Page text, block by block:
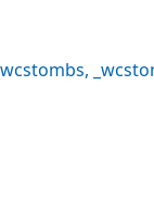
wcstombs,